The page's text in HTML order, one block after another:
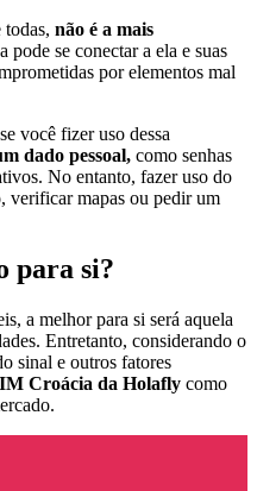
todas, não é a mais
pode se conectar a ela e suas
por elementos mal
você fizer uso dessa
dado pessoal, como senhas
No entanto, fazer uso do
verificar mapas ou pedir um
para si?
a melhor para si será aquela
Entretanto, considerando o
sinal e outros fatores
Croácia da Holafly como